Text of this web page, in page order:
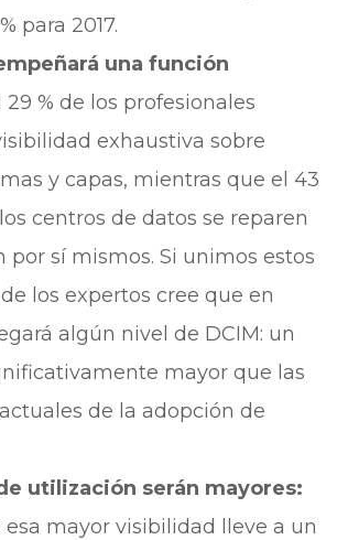
para 2017.
una función
29 % de los profesionales
exhaustiva sobre
y capas, mientras que el 43
centros de datos se reparen
por sí mismos. Si unimos estos
los expertos cree que en
algún nivel de DCIM: un
mayor que las
de la adopción de
utilización serán mayores:
esa mayor visibilidad lleve a un